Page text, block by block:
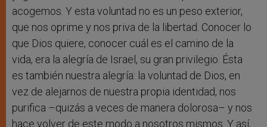
acogemos. Y esta voluntad no es un peso exterior,
que nos oprime y nos priva de la libertad. Conocer lo
que Dios quiere, conocer cuál es el camino de la
vida, era la alegría de Israel, su gran privilegio. Ésta
es también nuestra alegría: la voluntad de Dios, en
vez de alejarnos de nuestra propia identidad, nos
purifica –quizás a veces de manera dolorosa– y nos
hace volver de este modo a nosotros mismos. Y así,